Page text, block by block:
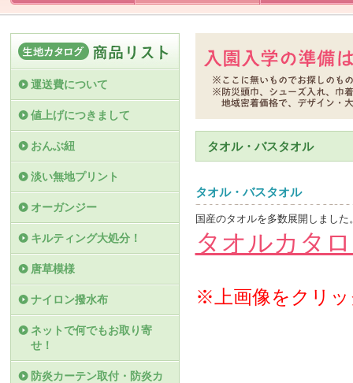
タオル・バスタオル
タオル・バスタオル
国産のタオルを多数展開しまし
タオルカタ
※上画像をクリ
運送費について
値上げにつきまして
おんぶ紐
淡い無地プリント
オーガンジー
キルティング大処分！
唐草模様
ナイロン撥水布
ネットで何でもお取り寄
せ！
防炎カーテン取付・防炎カ